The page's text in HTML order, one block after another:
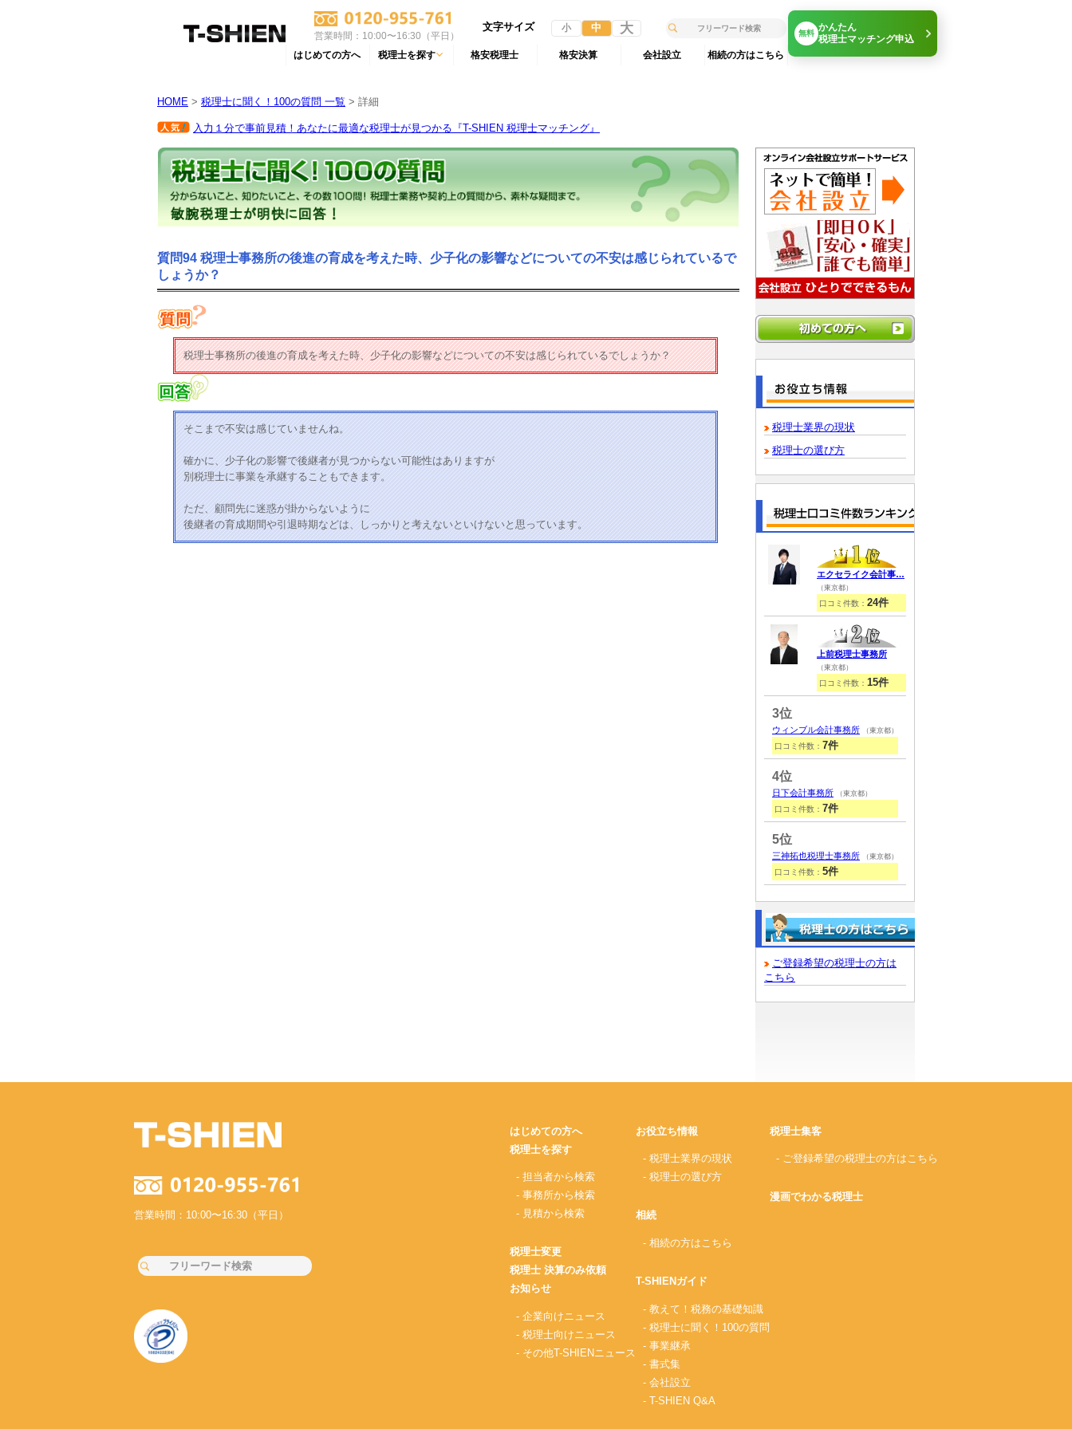
営業時間：10:00〜16:30（平日）
文字サイズ 小 中 大
はじめての方へ 税理士を探す 格安税理士 格安決算 会社設立 相続の方はこちら
無料
かんたん
税理士マッチング申込
HOME > 税理士に聞く！100の質問 一覧 > 詳細
入力１分で事前見積！あなたに最適な税理士が見つかる『T-SHIEN 税理士マッチング』
質問94 税理士事務所の後進の育成を考えた時、少子化の影響などについての不安は感じられているで
しょうか？
税理士事務所の後進の育成を考えた時、少子化の影響などについての不安は感じられているでしょうか？
そこまで不安は感じていませんね。
確かに、少子化の影響で後継者が見つからない可能性はありますが
別税理士に事業を承継することもできます。
ただ、顧問先に迷惑が掛からないように
後継者の育成期間や引退時期などは、しっかりと考えないといけないと思っています。
税理士業界の現状
税理士の選び方
エクセライク会計事…
（東京都）
口コミ件数： 24件
上前税理士事務所
（東京都）
口コミ件数： 15件
3位
ウィンブル会計事務所 （東京都）
口コミ件数： 7件
4位
日下会計事務所 （東京都）
口コミ件数： 7件
5位
三神拓也税理士事務所 （東京都）
口コミ件数： 5件
ご登録希望の税理士の方は
こちら
営業時間：10:00〜16:30（平日）
はじめての方へ
税理士を探す
- 担当者から検索
- 事務所から検索
- 見積から検索
税理士変更
税理士 決算のみ依頼
お知らせ
- 企業向けニュース
- 税理士向けニュース
- その他T-SHIENニュース
お役立ち情報
- 税理士業界の現状
- 税理士の選び方
相続
- 相続の方はこちら
T-SHIENガイド
- 教えて！税務の基礎知識
- 税理士に聞く！100の質問
- 事業継承
- 書式集
- 会社設立
- T-SHIEN Q&A
税理士集客
- ご登録希望の税理士の方はこちら
漫画でわかる税理士